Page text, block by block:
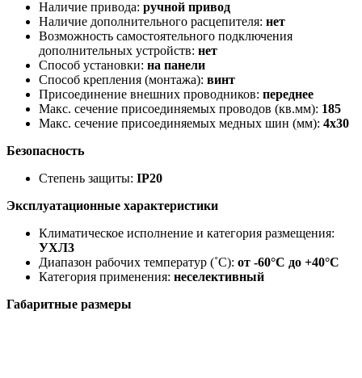
Наличие привода: ручной привод
Наличие дополнительного расцепителя: нет
Возможность самостоятельного подключения
дополнительных устройств: нет
Способ установки: на панели
Способ крепления (монтажа): винт
Присоединение внешних проводников: переднее
Макс. сечение присоединяемых проводов (кв.мм): 185
Макс. сечение присоединяемых медных шин (мм): 4х30
Безопасность
Степень защиты: IP20
Эксплуатационные характеристики
Климатическое исполнение и категория размещения:
УХЛ3
Диапазон рабочих температур (˚С): от -60°С до +40°С
Категория применения: неселективный
Габаритные размеры